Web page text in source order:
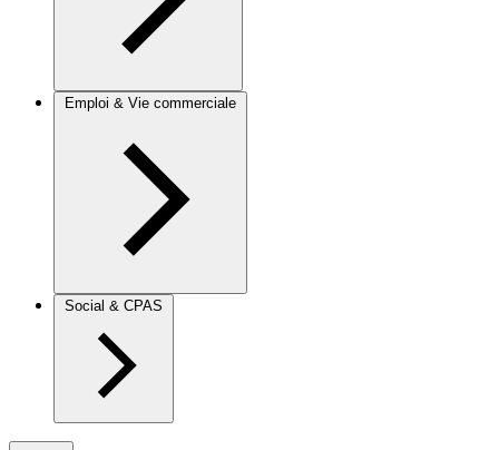
Emploi & Vie commerciale
Social & CPAS